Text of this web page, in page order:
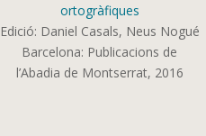
ortogràfiques
Edició: Daniel Casals, Neus Nogué
Barcelona: Publicacions de
l’Abadia de Montserrat, 2016